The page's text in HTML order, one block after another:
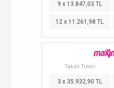
9 x 13.847,03 TL
12 x 11.261,98 TL
Taksit Tutarı
3 x 35.932,90 TL